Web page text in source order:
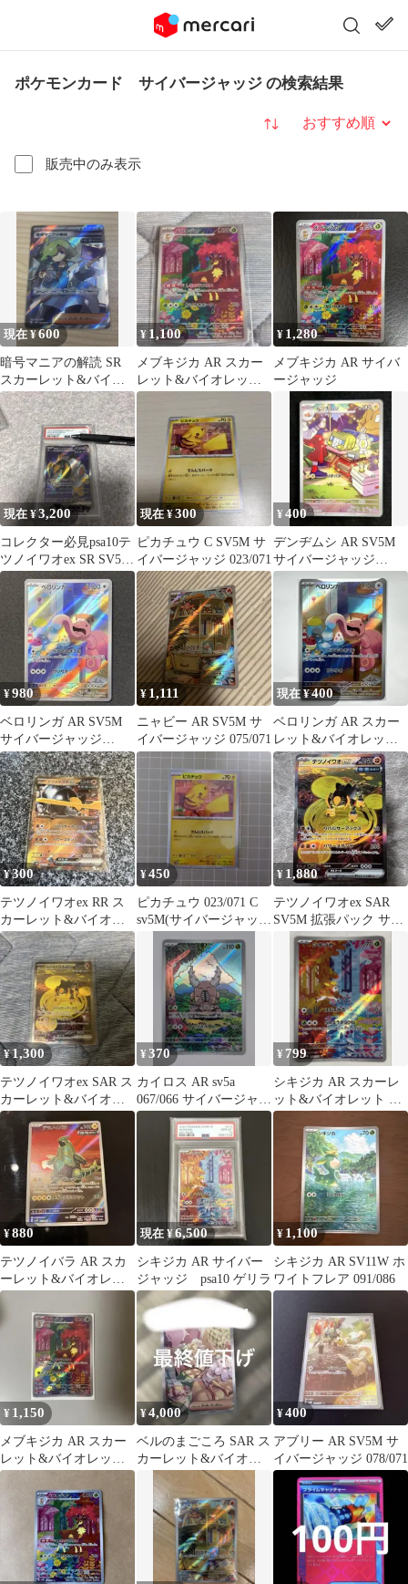
ポケモンカード サイバージャッジ の検索結果
販売中のみ表示
並び替え
現在 ¥600
暗号マニアの解読 SR
スカーレット&バイオ
レット 拡張パック サイ
バージャッ…
¥ 1,100
メブキジカ AR スカー
レット&バイオレット
拡張パック サイバージ
ャッジ 0…
¥ 1,280
メブキジカ AR サイバ
ージャッジ
現在 ¥3,200
コレクター必見psa10テ
ツノイワオex SR SV5M
サイバージャッジ
現在 ¥300
ピカチュウ C SV5M サ
イバージャッジ 023/071
¥400
デンヂムシ AR SV5M
サイバージャッジ
076/071
¥980
ベロリンガ AR SV5M
サイバージャッジ
082/071
¥ 1,111
ニャビー AR SV5M サ
イバージャッジ 075/071
現在 ¥400
ベロリンガ AR スカー
レット&バイオレット
拡張パック サイバージ
ャッジキラ
¥300
テツノイワオex RR ス
カーレット&バイオレ
ット 拡張パック サイバ
ージャッ…
¥450
ピカチュウ 023/071 C
sv5M(サイバージャッ
¥ 1,880
テツノイワオex SAR
SV5M 拡張パック サイ
バージャッジ 095/071
¥1,300
テツノイワオex SAR ス
カーレット&バイオレ
ット 拡張パック サイバ
ージャ…
¥370
カイロス AR sv5a
067/066 サイバージャッ
ジ
¥ 799
シキジカ AR スカーレ
ット&バイオレット 拡
張パック サイバージャ
ッジ 07…
¥880
テツノイバラ AR スカ
ーレット&バイオレッ
ト 拡張パック サイバー
ジャッジ …
現在 ¥6,500
シキジカ AR サイバー
ジャッジ psa10 ゲリラ
¥ 1,100
シキジカ AR SV11W ホ
ワイトフレア 091/086
¥ 1,150
メブキジカ AR スカー
レット&バイオレット
拡張パック サイバージ
ャッジ 0…
¥4,000
ベルのまごころ SAR ス
カーレット&バイオレ
ット 拡張パック サイバ
ージャッ…
¥400
アブリー AR SV5M サ
イバージャッジ 078/071